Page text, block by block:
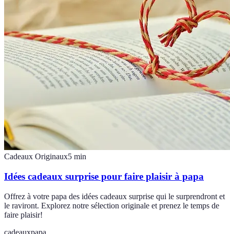
Cadeaux Originaux5 min
Idées cadeaux surprise pour faire plaisir à papa
Offrez à votre papa des idées cadeaux surprise qui le surprendront et
le raviront. Explorez notre sélection originale et prenez le temps de
faire plaisir!
cadeauxpapa